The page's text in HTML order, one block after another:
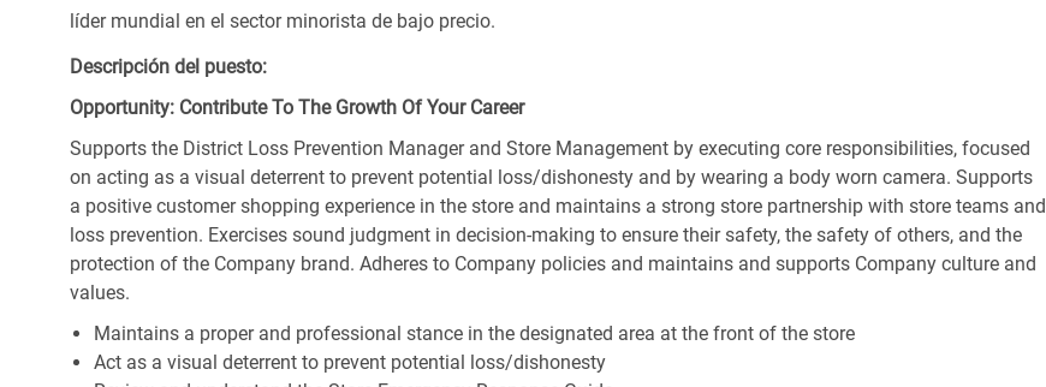
líder mundial en el sector minorista de bajo precio.
Descripción del puesto:
Opportunity: Contribute To The Growth Of Your Career
Supports the District Loss Prevention Manager and Store Management by executing core responsibilities, focused
on acting as a visual deterrent to prevent potential loss/dishonesty and by wearing a body worn camera. Supports
a positive customer shopping experience in the store and maintains a strong store partnership with store teams and
loss prevention. Exercises sound judgment in decision-making to ensure their safety, the safety of others, and the
protection of the Company brand. Adheres to Company policies and maintains and supports Company culture and
values.
Maintains a proper and professional stance in the designated area at the front of the store
Act as a visual deterrent to prevent potential loss/dishonesty